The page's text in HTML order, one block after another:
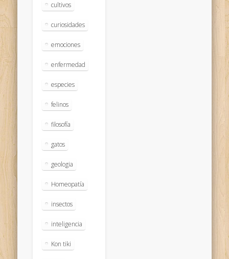
cultivos
curiosidades
emociones
enfermedad
especies
felinos
filosofía
gatos
geologia
Homeopatía
insectos
inteligencia
Kon tiki